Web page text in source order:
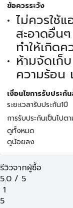
ข้อควรระวัง
ไม่ควรใช้
สะอาดอื่น
ทำให้เกิด
ห้ามจัดเก็
ความร้อน
เงื่อนไขการรับประกั
ระยะเวลารับประกัน1ปี
การรับประกันเป็นไป
ดูทั้งหมด
ดูน้อยลง
รีวิวจากผู้ซื้อ
5.0 / 5
1
5